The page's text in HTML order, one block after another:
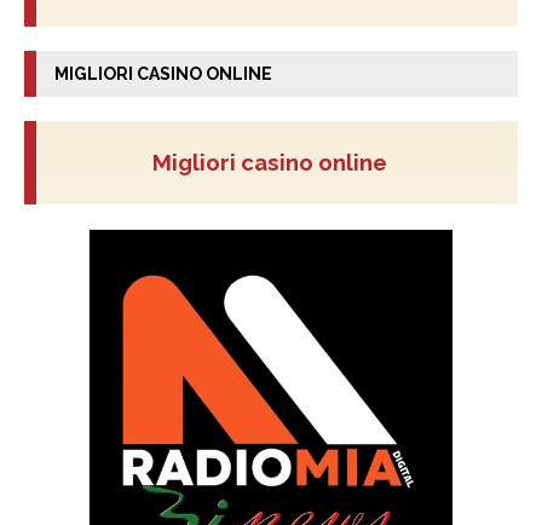
MIGLIORI CASINO ONLINE
Migliori casino online